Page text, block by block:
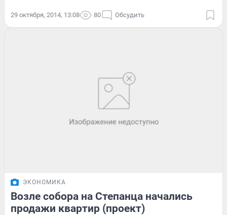
29 октября, 2014, 13:08 80 Обсудить
ЭКОНОМИКА
Возле собора на Степанца начались
продажи квартир (проект)